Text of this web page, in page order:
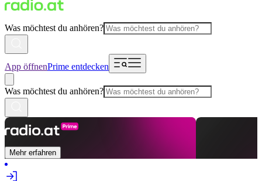
Was möchtest du anhören?
App öffnenPrime entdecken
Was möchtest du anhören?
Mehr erfahren